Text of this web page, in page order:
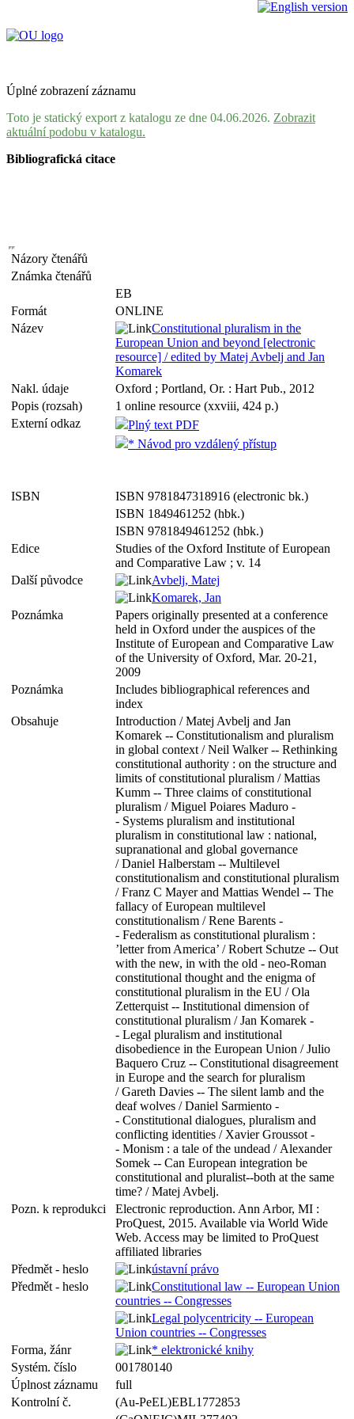
Úplné zobrazení záznamu
Toto je statický export z katalogu ze dne 04.06.2026. Zobrazit
aktuální podobu v katalogu.
Bibliografická citace
Názory čtenářů
Známka čtenářů
EB
Formát
ONLINE
Název
Constitutional pluralism in the
European Union and beyond [electronic
resource] / edited by Matej Avbelj and Jan
Komarek
Nakl. údaje
Oxford ; Portland, Or. : Hart Pub., 2012
Popis (rozsah)
1 online resource (xxviii, 424 p.)
Externí odkaz
Plný text PDF
* Návod pro vzdálený přístup
ISBN
ISBN 9781847318916 (electronic bk.)
ISBN 1849461252 (hbk.)
ISBN 9781849461252 (hbk.)
Edice
Studies of the Oxford Institute of European
and Comparative Law ; v. 14
Další původce
Avbelj, Matej
Komarek, Jan
Poznámka
Papers originally presented at a conference
held in Oxford under the auspices of the
Institute of European and Comparative Law
of the University of Oxford, Mar. 20-21,
2009
Poznámka
Includes bibliographical references and
index
Obsahuje
Introduction / Matej Avbelj and Jan
Komarek -- Constitutionalism and pluralism
in global context / Neil Walker -- Rethinking
constitutional authority : on the structure and
limits of constitutional pluralism / Mattias
Kumm -- Three claims of constitutional
pluralism / Miguel Poiares Maduro -
- Systems pluralism and institutional
pluralism in constitutional law : national,
supranational and global governance
/ Daniel Halberstam -- Multilevel
constitutionalism and constitutional pluralism
/ Franz C Mayer and Mattias Wendel -- The
fallacy of European multilevel
constitutionalism / Rene Barents -
- Federalism as constitutional pluralism :
’letter from America’ / Robert Schutze -- Out
with the new, in with the old - neo-Roman
constitutional thought and the enigma of
constitutional pluralism in the EU / Ola
Zetterquist -- Institutional dimension of
constitutional pluralism / Jan Komarek -
- Legal pluralism and institutional
disobedience in the European Union / Julio
Baquero Cruz -- Constitutional disagreement
in Europe and the search for pluralism
/ Gareth Davies -- The silent lamb and the
deaf wolves / Daniel Sarmiento -
- Constitutional dialogues, pluralism and
conflicting identities / Xavier Groussot -
- Monism : a tale of the undead / Alexander
Somek -- Can European integration be
constitutional and pluralist--both at the same
time? / Matej Avbelj.
Pozn. k reprodukci
Electronic reproduction. Ann Arbor, MI :
ProQuest, 2015. Available via World Wide
Web. Access may be limited to ProQuest
affiliated libraries
Předmět - heslo
ústavní právo
Předmět - heslo
Constitutional law -- European Union
countries -- Congresses
Legal polycentricity -- European
Union countries -- Congresses
Forma, žánr
* elektronické knihy
Systém. číslo
001780140
Úplnost záznamu
full
Kontrolní č.
(Au-PeEL)EBL1772853